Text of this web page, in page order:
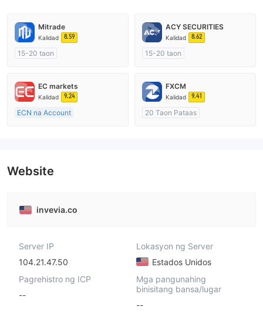
Mitrade
Kalidad 8.59
15-20 taon
Paggawa ng Market (MM)
Pansariling pagsasaliksik
ACY SECURITIES
Kalidad 8.62
15-20 taon
Paggawa ng Market (MM)
Pangunahing label na MT4
EC markets
Kalidad 9.24
ECN na Account
Pangunahing label na MT4
FXCM
Kalidad 9.41
20 Taon Pataas
Website
invevia.co
Server IP
104.21.47.50
Lokasyon ng Server
Estados Unidos
Pagrehistro ng ICP
--
Mga pangunahing
binisitang bansa/lugar
--